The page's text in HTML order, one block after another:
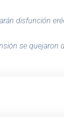
disfunción
se quejaron